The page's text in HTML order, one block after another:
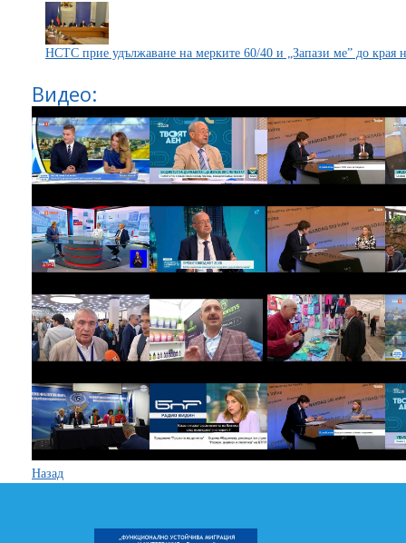
НСТС прие удължаване на мерките 60/40 и „Запази ме” до края
Видео:
Назад